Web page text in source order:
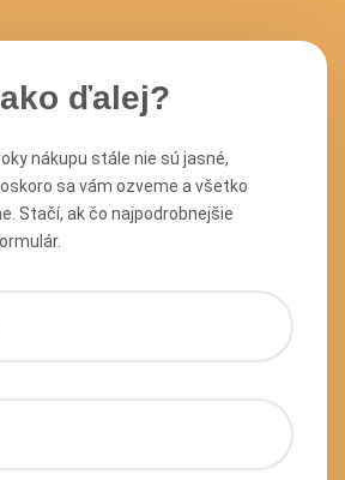
ďalej?
nákupu stále nie sú jasné,
sa vám ozveme a všetko
Stačí, ak čo najpodrobnejšie